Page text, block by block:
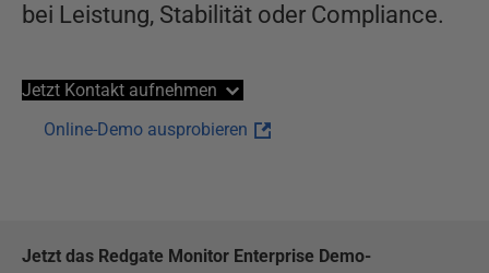
bei Leistung, Stabilität oder Compliance.
Jetzt Kontakt aufnehmen
Online-Demo ausprobieren
Jetzt das Redgate Monitor Enterprise Demo-